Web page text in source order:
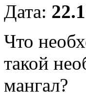
Дата:
Что
такой
мангал?